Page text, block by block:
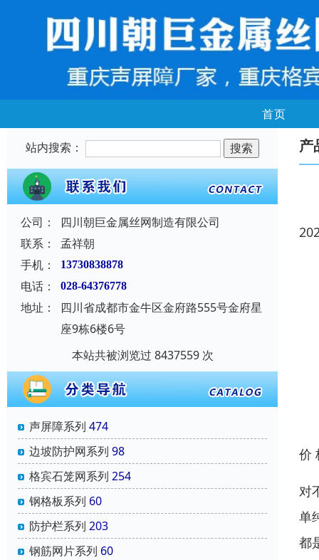
首页
站内搜索：
公司：
四川朝巨金属丝网制造有限公司
联系：
孟祥朝
手机：
13730838878
电话： 028-64376778
地址：
四川省成都市金牛区金府路555号金府星
座9栋6楼6号
本站共被浏览过 8437559 次
声屏障系列 474
边坡防护网系列 98
格宾石笼网系列 254
钢格板系列 60
防护栏系列 203
钢筋网片系列 60
产
价
对
单
都